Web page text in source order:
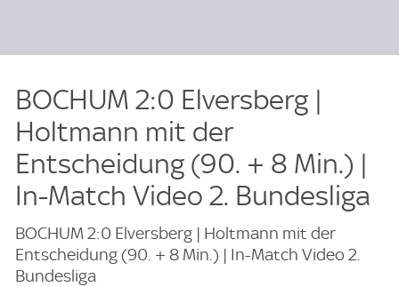
BOCHUM 2:0 Elversberg |
Holtmann mit der
Entscheidung (90. + 8 Min.) |
In-Match Video 2. Bundesliga
BOCHUM 2:0 Elversberg | Holtmann mit der
Entscheidung (90. + 8 Min.) | In-Match Video 2.
Bundesliga